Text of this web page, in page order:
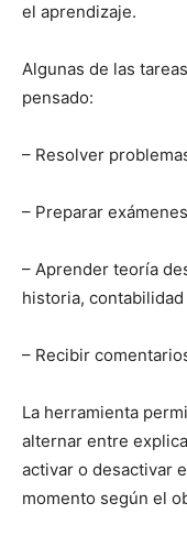
el aprendizaje.
Algunas de las
pensado:
– Resolver
– Preparar
– Aprender teoría
historia,
– Recibir
La herramienta
alternar entre
activar o desactivar
momento según el